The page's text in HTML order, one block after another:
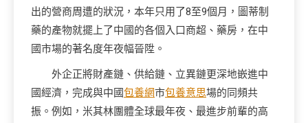
出的營商周遭的狀況，本年只用了8至9個月，圖蒂制
藥的產物就擺上了中國的各個入口商超、藥房，在中
國市場的著名度年夜幅晉陞。
外企正將財產鏈、供給鏈、立異鏈更深地嵌進中
國經濟，完成與中國包養網市包養意思場的同頻共
振。例如，米其林團體全球最年夜、最進步前輩的高